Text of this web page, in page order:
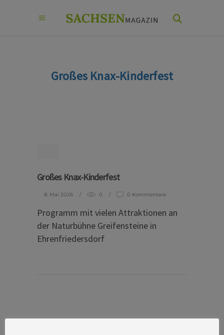
Großes Knax-Kinderfest
Großes Knax-Kinderfest
8. Mai 2026 0 0 Kommentare
Programm mit vielen Attraktionen an
der Naturbühne Greifensteine in
Ehrenfriedersdorf